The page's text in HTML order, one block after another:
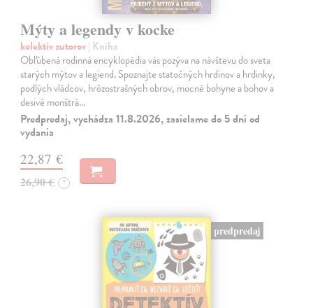
Mýty a legendy v kocke
kolektív autorov| Kniha
Obľúbená rodinná encyklopédia vás pozýva na návštevu do sveta
starých mýtov a legiend. Spoznajte statočných hrdinov a hrdinky,
podlých vládcov, hrôzostrašných obrov, mocné bohyne a bohov a
desivé monštrá…
Predpredaj, vychádza 11.8.2026, zasielame do 5 dní od
vydania
22,87 €
26,90 € ?
predpredaj